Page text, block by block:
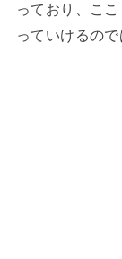
っており、こ
っていけるので